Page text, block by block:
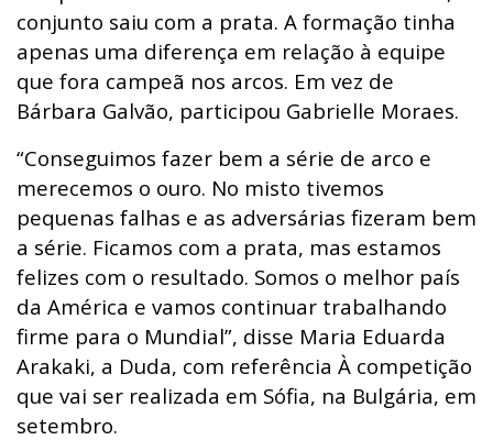
conjunto saiu com a prata. A formação tinha
apenas uma diferença em relação à equipe
que fora campeã nos arcos. Em vez de
Bárbara Galvão, participou Gabrielle Moraes.
“Conseguimos fazer bem a série de arco e
merecemos o ouro. No misto tivemos
pequenas falhas e as adversárias fizeram bem
a série. Ficamos com a prata, mas estamos
felizes com o resultado. Somos o melhor país
da América e vamos continuar trabalhando
firme para o Mundial”, disse Maria Eduarda
Arakaki, a Duda, com referência À competição
que vai ser realizada em Sófia, na Bulgária, em
setembro.